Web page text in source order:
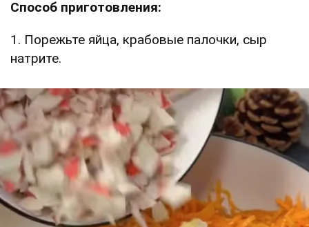
Способ приготовления:
1. Порежьте яйца, крабовые палочки, сыр
натрите.